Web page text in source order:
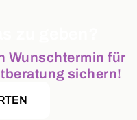
Wunschtermin für
sichern!